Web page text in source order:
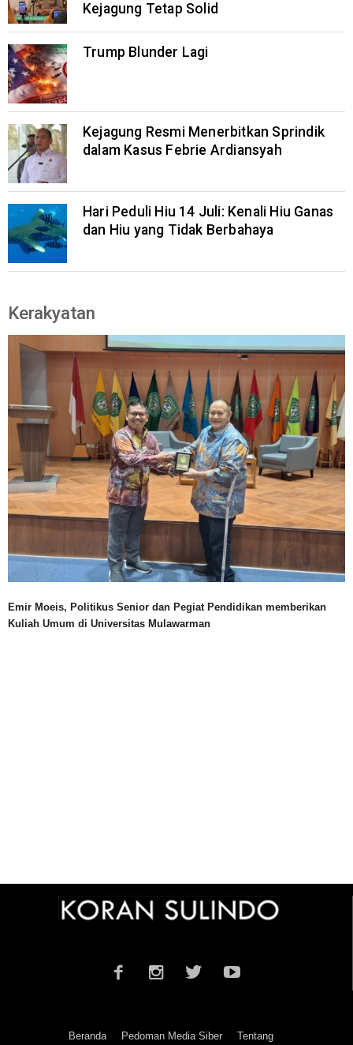
Kejagung Tetap Solid
Trump Blunder Lagi
Kejagung Resmi Menerbitkan Sprindik
dalam Kasus Febrie Ardiansyah
Hari Peduli Hiu 14 Juli: Kenali Hiu Ganas
dan Hiu yang Tidak Berbahaya
Kerakyatan
Emir Moeis, Politikus Senior dan Pegiat Pendidikan memberikan
Kuliah Umum di Universitas Mulawarman
Beranda Pedoman Media Siber Tentang